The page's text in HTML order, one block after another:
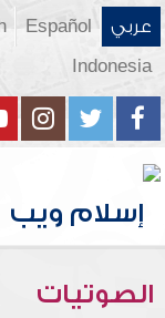
عربي Español
Indonesia
الصوتيات